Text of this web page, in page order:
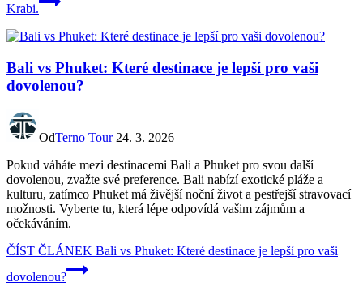
Krabi.
Bali vs Phuket: Které destinace je lepší pro vaši
dovolenou?
OdTerno Tour 24. 3. 2026
Pokud váháte mezi destinacemi Bali a Phuket pro svou další
dovolenou, zvažte své preference. Bali nabízí exotické pláže a
kulturu, zatímco Phuket má živější noční život a pestřejší stravovací
možnosti. Vyberte tu, která lépe odpovídá vašim zájmům a
očekáváním.
ČÍST ČLÁNEK Bali vs Phuket: Které destinace je lepší pro vaši
dovolenou?